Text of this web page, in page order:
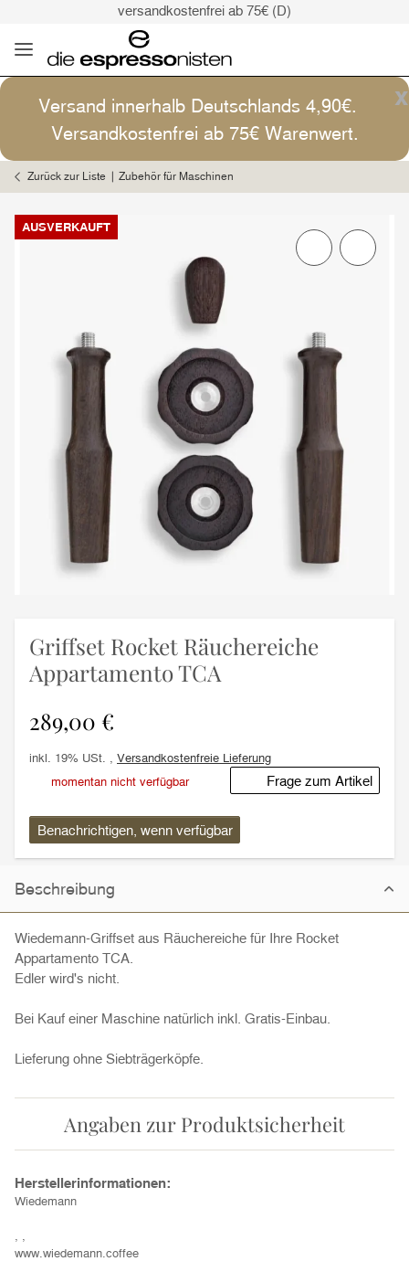
versandkostenfrei ab 75€ (D)
Versand: 4,90€ (D)
versandkostenfrei ab 75€ (D)
Kaffee ist Kunst
x
Versand innerhalb Deutschlands 4,90€.
Versandkostenfrei ab 75€ Warenwert.
Zurück zur Liste Zubehör für Maschinen
AUSVERKAUFT
Griffset Rocket Räuchereiche
Appartamento TCA
289,00 €
inkl. 19% USt. , Versandkostenfreie Lieferung
momentan nicht verfügbar
Frage zum Artikel
Benachrichtigen, wenn verfügbar
Beschreibung
Wiedemann-Griffset aus Räuchereiche für Ihre Rocket
Appartamento TCA.
Edler wird's nicht.
Bei Kauf einer Maschine natürlich inkl. Gratis-Einbau.
Lieferung ohne Siebträgerköpfe.
Angaben zur Produktsicherheit
Herstellerinformationen:
Wiedemann
, ,
www.wiedemann.coffee